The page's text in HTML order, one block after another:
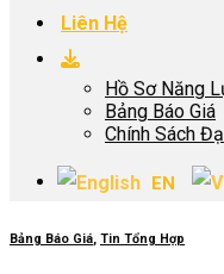
Liên Hệ
Hồ Sơ Năng
Bảng Báo Giá
Chính Sách
EN
Bảng Báo Giá, Tin Tổng Hợp